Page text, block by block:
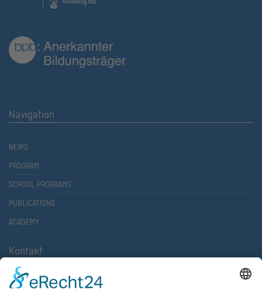
Navigation
NEWS
PROGRAM
SCHOOL PROGRAMS
PUBLICATIONS
ACADEMY
Kontakt
Atlantische Akademie Rheinland-Pfalz e.V.